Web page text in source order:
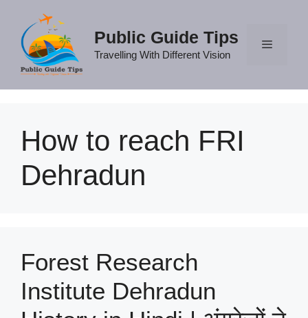
content
Public Guide Tips
Travelling With Different Vision
How to reach FRI
Dehradun
Forest Research
Institute Dehradun